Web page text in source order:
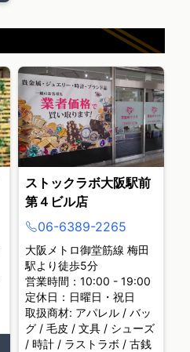
ストックラボ大阪駅前
第４ビル店
06-6389-2265
大阪メトロ御堂筋線 梅田
駅より徒歩5分
営業時間：10:00 - 19:00
定休日：日曜日・祝日
取扱商材: アパレル / バッ
グ / 毛皮 / 文具 / シューズ
/ 時計 / ラストラボ / 古銭